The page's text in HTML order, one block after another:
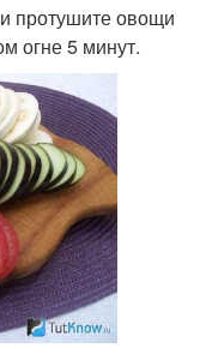
протушите овощи
огне 5 минут.